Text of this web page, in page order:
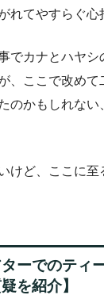
れてやすらぐ心
でカナとハヤシ
、ここで改め
のかもしれない
けど、ここに至
ーでのティ
を紹介】